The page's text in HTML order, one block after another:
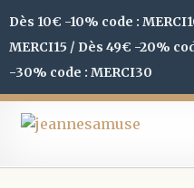
Dès 10€ -10% code :
MERCI15 / Dès 49€ -20%
-30% code : MERCI30
Aller
la
Aller
contenu